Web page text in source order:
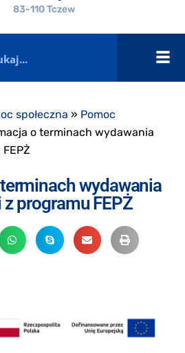
83-110 Tczew
społeczna » Pomoc
o terminach wydawania
wydawania
programu FEPŻ